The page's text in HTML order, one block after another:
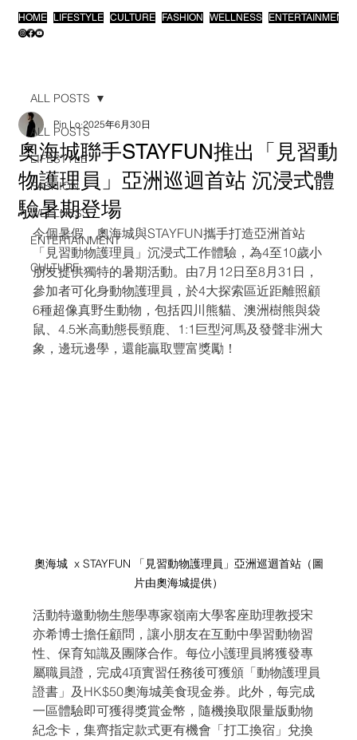
HOME LIFESTYLE CULTURE FASHION WELLNESS ENTERTAINMENT
ALL POSTS
LIFESTYLE
FASHION
WELLNESS
ENTERTAINMENT
CULTURE
ALL POSTS
奧海城聯手STAYFUN推出「見習動
物護理員」亞洲巡迴首站 沉浸式體
驗暑期登場
Pin Lo 2025年6月30日
今個暑假，奧海城與STAYFUN攜手打造亞洲首站
「見習動物護理員」沉浸式工作體驗，為4至10歲小
朋友提供獨特的暑期活動。由7月12日至8月31日，
參加者可化身動物護理員，於4大探索區近距離照顧
6種超像真野生動物，包括四川熊貓、澳洲樹熊與袋
鼠、4.5米高動態長頸鹿、1:1巨型河馬及發聲非洲大
象，邊玩邊學，還能贏取豐富獎勵！
奧海城  x STAYFUN 「見習動物護理員」亞洲巡迴首站（圖
片由奧海城提供）
活動特邀動物生態學專家嶺南大學客座助理教授宋
亦希博士擔任顧問，讓小朋友在互動中學習動物習
性、保育知識及團隊合作。每位小護理員將獲發專
屬職員證，完成4項實習任務後可獲頒「動物護理員
證書」及HK$50奧海城美食現金券。此外，每完成
一區體驗即可獲得獎賞金幣，隨機換取限量版動物
紀念卡，集齊指定款式更有機會「打工換宿」兌換